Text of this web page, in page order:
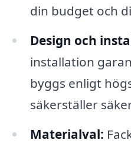
din budget och
Design och
installation
byggs enligt
säkerställer
Materialval: